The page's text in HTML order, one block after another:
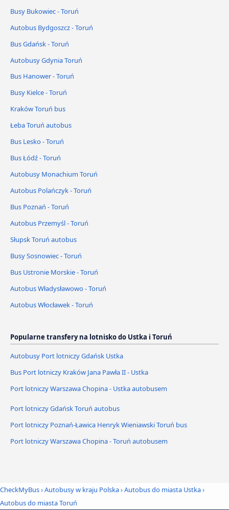
Busy Bukowiec - Toruń
Autobus Bydgoszcz - Toruń
Bus Gdańsk - Toruń
Autobusy Gdynia Toruń
Bus Hanower - Toruń
Busy Kielce - Toruń
Kraków Toruń bus
Łeba Toruń autobus
Bus Lesko - Toruń
Bus Łódź - Toruń
Autobusy Monachium Toruń
Autobus Polańczyk - Toruń
Bus Poznań - Toruń
Autobus Przemyśl - Toruń
Słupsk Toruń autobus
Busy Sosnowiec - Toruń
Bus Ustronie Morskie - Toruń
Autobus Władysławowo - Toruń
Autobus Włocławek - Toruń
Popularne transfery na lotnisko do Ustka i Toruń
Autobusy Port lotniczy Gdańsk Ustka
Bus Port lotniczy Kraków Jana Pawła II - Ustka
Port lotniczy Warszawa Chopina - Ustka autobusem
Port lotniczy Gdańsk Toruń autobus
Port lotniczy Poznań-Ławica Henryk Wieniawski Toruń bus
Port lotniczy Warszawa Chopina - Toruń autobusem
CheckMyBus›Autobusy w kraju Polska›Autobus do miasta Ustka›
Autobus do miasta Toruń